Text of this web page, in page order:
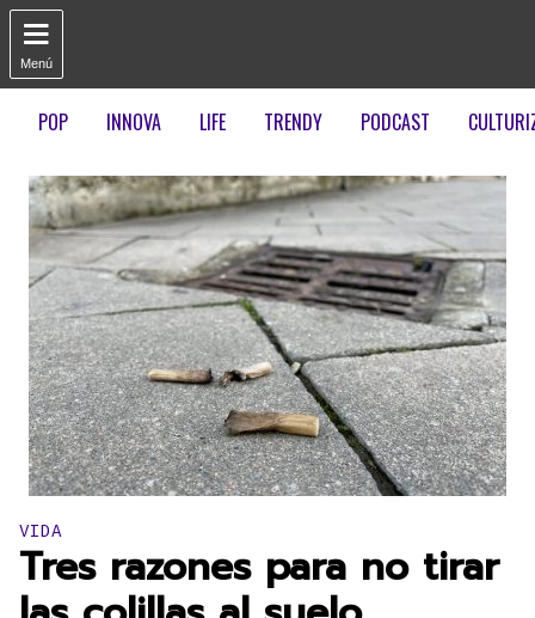

Menú
POP INNOVA LIFE TRENDY PODCAST
Publicado en:
VIDA
Tres razones para no tirar